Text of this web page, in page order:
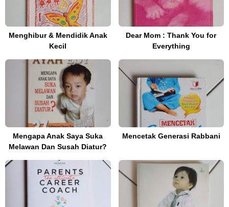
Menghibur & Mendidik Anak
Kecil
Dear Mom : Thank You for
Everything
Mengapa Anak Saya Suka
Melawan Dan Susah Diatur?
Mencetak Generasi Rabbani